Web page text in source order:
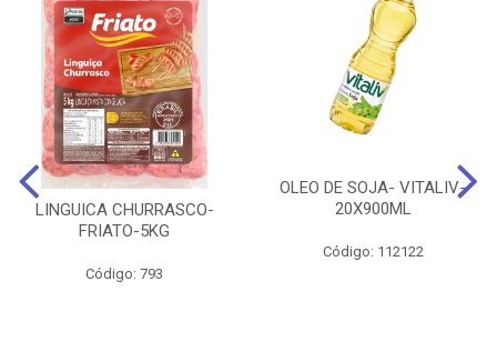
LINGUICA CHURRASCO-
FRIATO-5KG
Código: 793
OLEO DE SOJA- VITALIV-
20X900ML
Código: 112122